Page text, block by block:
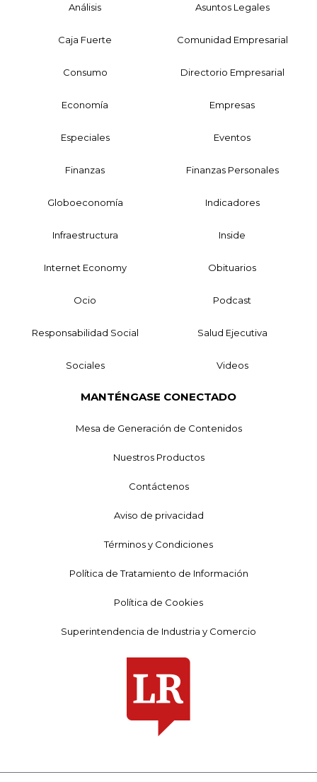
Análisis Asuntos Legales
Caja Fuerte Comunidad Empresarial
Consumo Directorio Empresarial
Economía Empresas
Especiales Eventos
Finanzas Finanzas Personales
Globoeconomía Indicadores
Infraestructura Inside
Internet Economy Obituarios
Ocio Podcast
Responsabilidad Social Salud Ejecutiva
Sociales Videos
MANTÉNGASE CONECTADO
Mesa de Generación de Contenidos
Nuestros Productos
Contáctenos
Aviso de privacidad
Términos y Condiciones
Política de Tratamiento de Información
Política de Cookies
Superintendencia de Industria y Comercio